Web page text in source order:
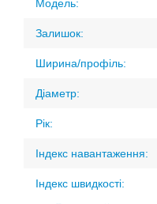
Модель:
Залишок:
Ширина/профіль:
Діаметр:
Рік:
Індекс навантаження:
Індекс швидкості: